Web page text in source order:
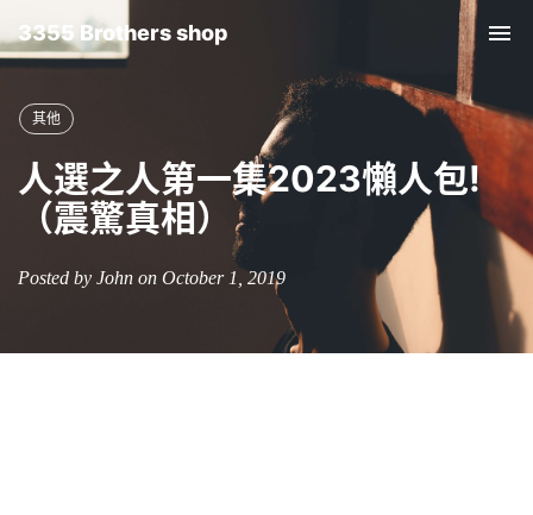
3355 Brothers shop
其他
人選之人第一集2023懶人包!
（震驚真相）
Posted by John on October 1, 2019